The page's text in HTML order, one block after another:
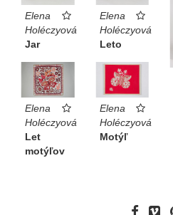
Elena
Holéczyová
Jar
Elena
Holéczyová
Leto
Elena
Holéczyová
Let
motýľov
Elena
Holéczyová
Motýľ